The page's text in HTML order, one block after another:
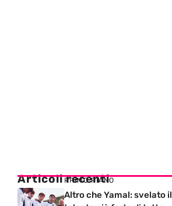
Articoli recenti
PRIMO PIANO
Altro che Yamal: svelato il